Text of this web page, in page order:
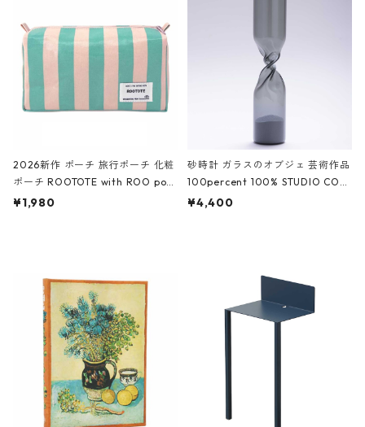
ーガンディー、オフホワイト
2026新作 ポーチ 旅行ポーチ 化粧
ポーチ ROOTOTE with ROO pou
ch 3532 ルートート WR.ポーチ.ラ
¥1,980
砂時計 ガラスのオブジェ 芸術作品
100percent 100% STUDIO COH
AKU Timeless 100パーセント ス
¥4,400